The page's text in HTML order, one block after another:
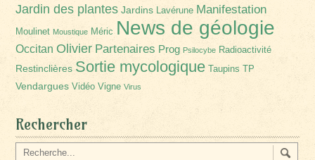
Jardin des plantes Jardins Lavérune Manifestation
Moulinet Moustique Méric News de géologie
Occitan Olivier Partenaires Prog Psilocybe Radioactivité
Restinclières Sortie mycologique Taupins TP
Vendargues Vidéo Vigne Virus
Rechercher